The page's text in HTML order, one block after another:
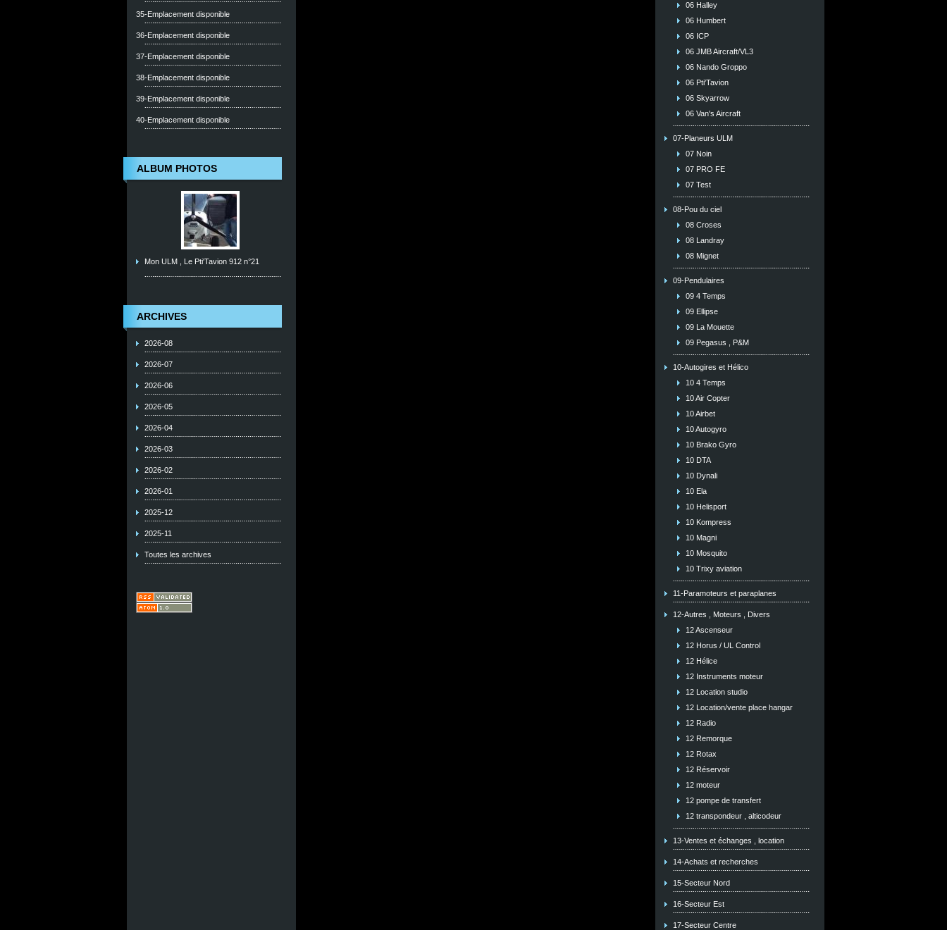
35-Emplacement disponible
36-Emplacement disponible
37-Emplacement disponible
38-Emplacement disponible
39-Emplacement disponible
40-Emplacement disponible
ALBUM PHOTOS
Mon ULM , Le Pti'Tavion 912 n°21
ARCHIVES
2026-08
2026-07
2026-06
2026-05
2026-04
2026-03
2026-02
2026-01
2025-12
2025-11
Toutes les archives
06 Halley
06 Humbert
06 ICP
06 JMB Aircraft/VL3
06 Nando Groppo
06 Pti'Tavion
06 Skyarrow
06 Van's Aircraft
07-Planeurs ULM
07 Noin
07 PRO FE
07 Test
08-Pou du ciel
08 Croses
08 Landray
08 Mignet
09-Pendulaires
09 4 Temps
09 Ellipse
09 La Mouette
09 Pegasus , P&M
10-Autogires et Hélico
10 4 Temps
10 Air Copter
10 Airbet
10 Autogyro
10 Brako Gyro
10 DTA
10 Dynali
10 Ela
10 Helisport
10 Kompress
10 Magni
10 Mosquito
10 Trixy aviation
11-Paramoteurs et paraplanes
12-Autres , Moteurs , Divers
12 Ascenseur
12 Horus / UL Control
12 Hélice
12 Instruments moteur
12 Location studio
12 Location/vente place hangar
12 Radio
12 Remorque
12 Rotax
12 Réservoir
12 moteur
12 pompe de transfert
12 transpondeur , alticodeur
13-Ventes et échanges , location
14-Achats et recherches
15-Secteur Nord
16-Secteur Est
17-Secteur Centre